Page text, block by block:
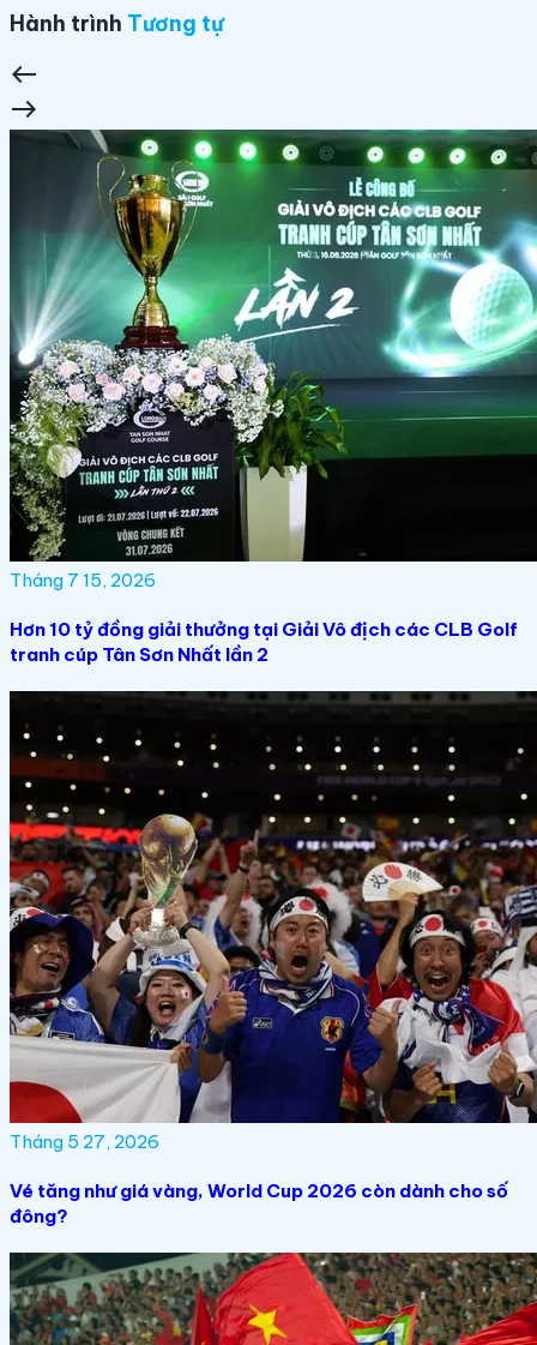
Hành trình Tương tự
west
east
Tháng 7 15, 2026
Hơn 10 tỷ đồng giải thưởng tại Giải Vô địch các CLB Golf
tranh cúp Tân Sơn Nhất lần 2
Tháng 5 27, 2026
Vé tăng như giá vàng, World Cup 2026 còn dành cho số
đông?